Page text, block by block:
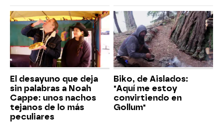
El desayuno que deja
sin palabras a Noah
Cappe: unos nachos
tejanos de lo más
peculiares
Biko, de Aislados:
"Aquí me estoy
convirtiendo en
Gollum"